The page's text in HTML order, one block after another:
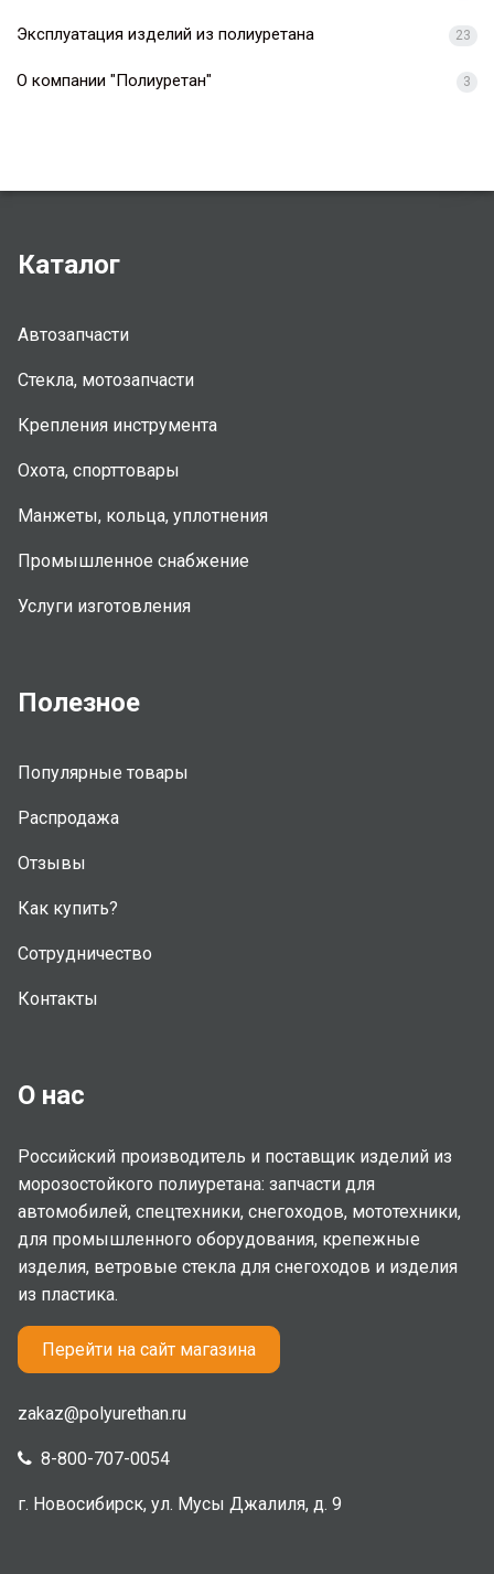
Эксплуатация изделий из полиуретана 23
О компании "Полиуретан" 3
Каталог
Автозапчасти
Стекла, мотозапчасти
Крепления инструмента
Охота, спорттовары
Манжеты, кольца, уплотнения
Промышленное снабжение
Услуги изготовления
Полезное
Популярные товары
Распродажа
Отзывы
Как купить?
Сотрудничество
Контакты
О нас
Российский производитель и поставщик изделий из
морозостойкого полиуретана: запчасти для
автомобилей, спецтехники, снегоходов, мототехники,
для промышленного оборудования, крепежные
изделия, ветровые стекла для снегоходов и изделия
из пластика.
Перейти на сайт магазина
zakaz@polyurethan.ru
8-800-707-0054
г. Новосибирск, ул. Мусы Джалиля, д. 9